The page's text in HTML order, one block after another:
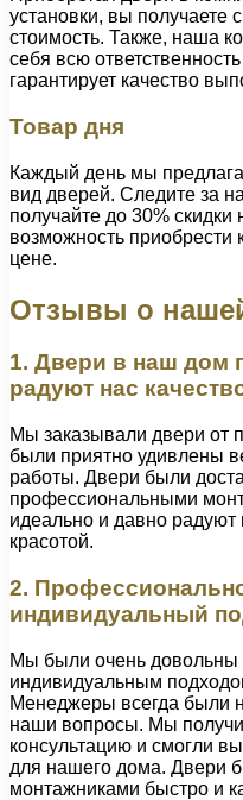
установки, вы получаете
стоимость. Также, наша
себя всю
гарантирует качество
Товар дня
Каждый день мы
вид дверей. Следите за
получайте до 30% скидки
возможность приобрести
цене.
Отзывы о
1. Двери в наш дом
радуют нас
Мы заказывали двери от
были приятно удивлены
работы. Двери были
профессиональными
идеально и давно
красотой.
2.
индивидуальный
Мы были очень довольны
индивидуальным
Менеджеры всегда были
наши вопросы. Мы
консультацию и смогли
для нашего дома. Двери
монтажниками быстро и